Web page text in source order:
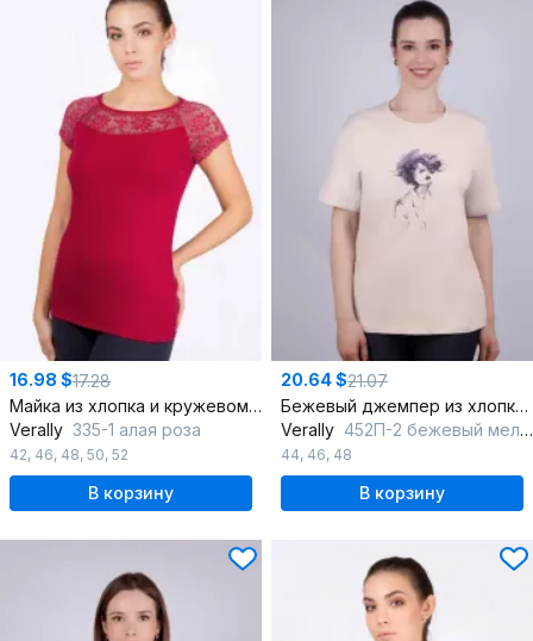
16.98 $17.28
Майка из хлопка и кружевом короткий рукав Круглогодичная
Verally 335-1 алая роза
42, 46, 48, 50, 52
В корзину
20.64 $21.07
Бежевый джемпер из хлопка с рукавом со спущенным плечом
Verally 452П-2 бежевый меланж
44, 46, 48
В корзину